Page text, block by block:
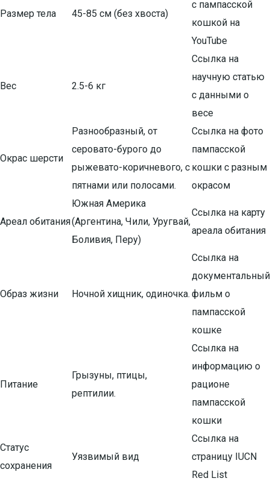
Размер тела 45-85 см (без хвоста)
с пампасской
кошкой на
YouTube
Вес 2.5-6 кг
Ссылка на
научную статью
с данными о
весе
Окрас шерсти
Разнообразный, от
серовато-бурого до
рыжевато-коричневого, с
пятнами или полосами.
Ссылка на фото
пампасской
кошки с разным
окрасом
Ареал обитания
Южная Америка
(Аргентина, Чили, Уругвай,
Боливия, Перу)
Ссылка на карту
ареала обитания
Образ жизни Ночной хищник, одиночка.
Ссылка на
документальный
фильм о
пампасской
кошке
Питание
Грызуны, птицы,
рептилии.
Ссылка на
информацию о
рационе
пампасской
кошки
Статус
сохранения
Уязвимый вид
Ссылка на
страницу IUCN
Red List